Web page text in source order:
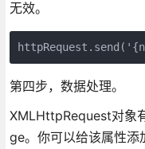
无效。
第四步，数据处理。
XMLHttpRequest对象
ge。你可以给该属性添